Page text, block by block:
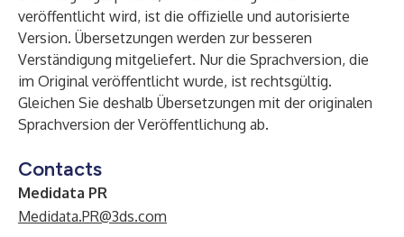
veröffentlicht wird, ist die offizielle und autorisierte
Version. Übersetzungen werden zur besseren
Verständigung mitgeliefert. Nur die Sprachversion, die
im Original veröffentlicht wurde, ist rechtsgültig.
Gleichen Sie deshalb Übersetzungen mit der originalen
Sprachversion der Veröffentlichung ab.
Contacts
Medidata PR
Medidata.PR@3ds.com